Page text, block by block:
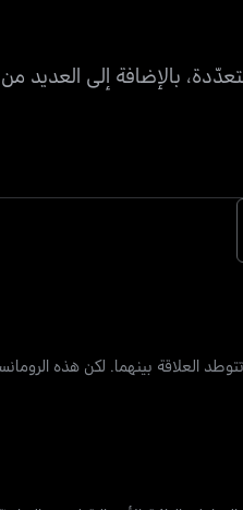
بالإضافة إلى العديد من
العلاقة بينهما. لكن هذه